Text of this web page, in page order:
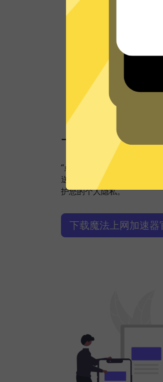
看看其他人对魔法上
一键连接，
“点击加速”，一键轻松连接
送私密信息等，魔法上网加
护您的个人隐私。
下载魔法上网加速